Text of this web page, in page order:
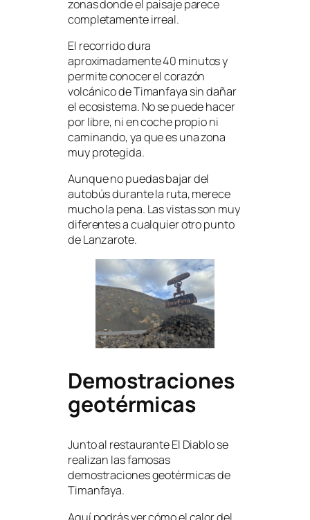
zonas donde el paisaje parece
completamente irreal.
El recorrido dura
aproximadamente 40 minutos y
permite conocer el corazón
volcánico de Timanfaya sin dañar
el ecosistema. No se puede hacer
por libre, ni en coche propio ni
caminando, ya que es una zona
muy protegida.
Aunque no puedas bajar del
autobús durante la ruta, merece
mucho la pena. Las vistas son muy
diferentes a cualquier otro punto
de Lanzarote.
Demostraciones
geotérmicas
Junto al restaurante El Diablo se
realizan las famosas
demostraciones geotérmicas de
Timanfaya.